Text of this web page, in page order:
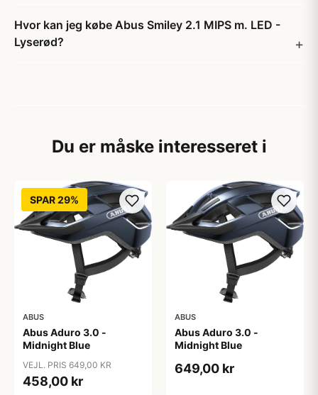
Hvor kan jeg købe Abus Smiley 2.1 MIPS m. LED -
Lyserød?
Du er måske interesseret i
SPAR 29%
ABUS
Abus Aduro 3.0 -
Midnight Blue
VEJL. PRIS 649,00 KR
458,00 kr
ABUS
Abus Aduro 3.0 -
Midnight Blue
649,00 kr